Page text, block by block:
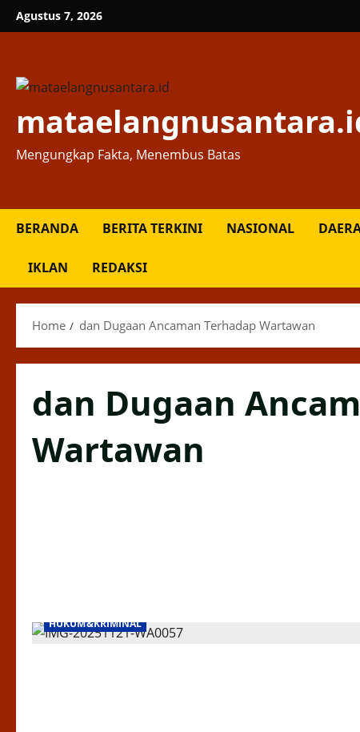
Skip
to
Agustus 7, 2026
Mengungkap Fakta, Menembus Batas
BERANDA BERITA TERKINI NASIONAL
IKLAN REDAKSI
Home dan Dugaan Ancaman Terhadap Wartawan
dan Dugaan
Wartawan
HUKUM&KRIMINAL